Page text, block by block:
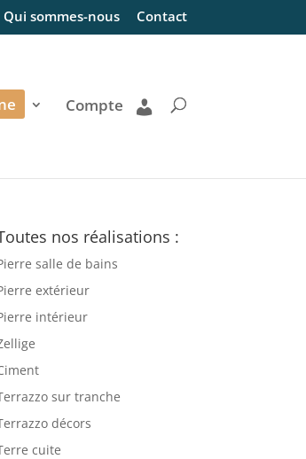
Qui sommes-nous Contact
Compte
nos réalisations :
salle de bains
extérieur
intérieur
sur tranche
décors
cuite